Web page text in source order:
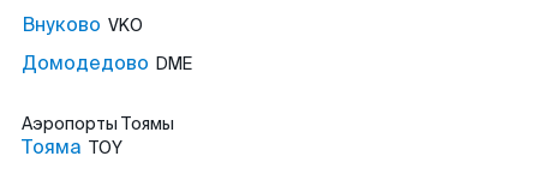
Внуково VKO
Домодедово DME
Аэропорты Тоямы
Тояма TOY